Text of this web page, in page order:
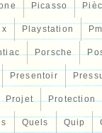
Picasso
Playstation
Porsche
Presentoir
Projet Protection
Quels Quip